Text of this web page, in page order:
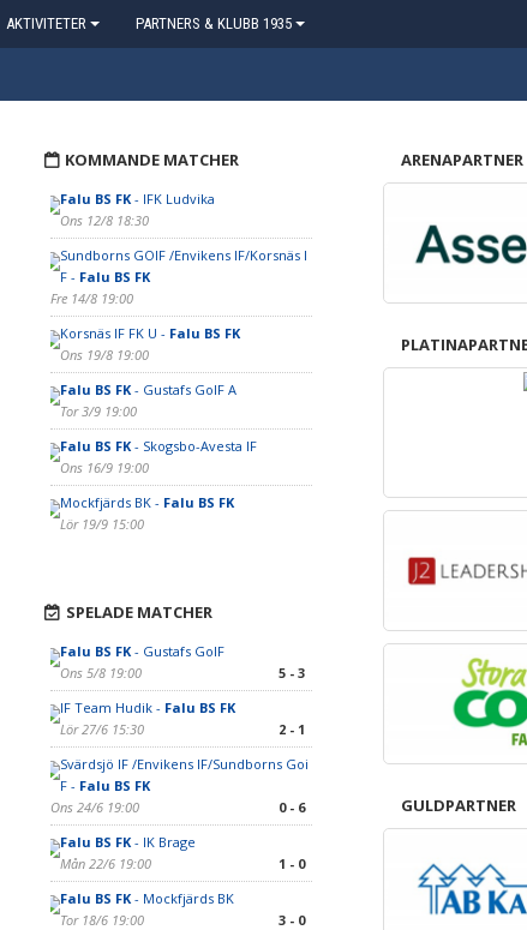
AKTIVITETER PARTNERS & KLUBB 1935
KOMMANDE MATCHER
Falu BS FK- IFK Ludvika
Ons 12/8 18:30
Sundborns GOIF /Envikens IF/Korsnäs I
F - Falu BS FK
Fre 14/8 19:00
Korsnäs IF FK U - Falu BS FK
Ons 19/8 19:00
Falu BS FK- Gustafs GoIF A
Tor 3/9 19:00
Falu BS FK- Skogsbo-Avesta IF
Ons 16/9 19:00
Mockfjärds BK - Falu BS FK
Lör 19/9 15:00
SPELADE MATCHER
Falu BS FK- Gustafs GoIF
Ons 5/8 19:00
5 - 3
IF Team Hudik - Falu BS FK
Lör 27/6 15:30
2 - 1
Svärdsjö IF /Envikens IF/Sundborns Goi
F - Falu BS FK
Ons 24/6 19:00
0 - 6
Falu BS FK- IK Brage
Mån 22/6 19:00
1 - 0
Falu BS FK- Mockfjärds BK
Tor 18/6 19:00
3 - 0
ARENAPARTNER
GULDPARTNER